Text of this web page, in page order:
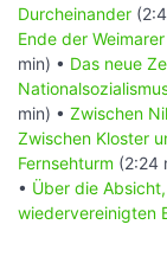
Durcheinander
Ende der
min) • Das neue
min) • Zwischen
Zwischen Kloster
Fernsehturm (2:24
• Über die
wiedervereinigten